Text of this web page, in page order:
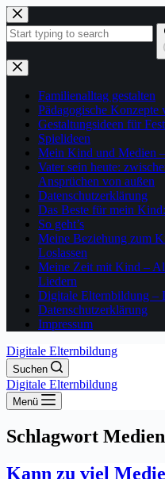
Zum
Inhalt
springen
Keine
Ergebnisse
Familienalltag gestalten
Pädagogische Konzepte
Gestaltungsideen für
Spielideen
Mein Kind und Medien
Vater sein heute:
Ansprüchen von außen
Datenschutzerklärung
Das Beste für mein
So geht’s
Meine Beziehung zum
Loslassen
Meine Zeit mit Kind –
Liedern
Digitale Elternbildung –
Datenschutzerklärung
Impressum
Digitale Elternbildung
Suchen
Digitale Elternbildung
Menü
Schlagwort
Kann zu viel